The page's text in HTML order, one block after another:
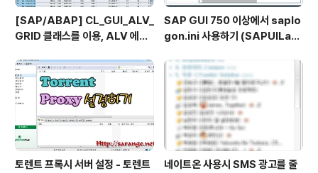
[SAP/ABAP] CL_GUI_ALV_
GRID 클래스를 이용, ALV 에서
SAP GUI 750 이상에서 saplo
gon.ini 사용하기 (SAPUILan
토렌트 프록시 서버 설정 - 토렌트
네이트온 사용시 SMS 광고를 줄